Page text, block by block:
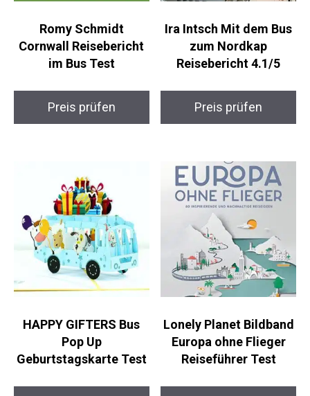
Romy Schmidt
Cornwall Reisebericht
im Bus Test
Preis prüfen
Ira Intsch Mit dem Bus
zum Nordkap
Reisebericht 4.1/5
Preis prüfen
HAPPY GIFTERS Bus
Pop Up
Geburtstagskarte Test
Lonely Planet Bildband
Europa ohne Flieger
Reiseführer Test